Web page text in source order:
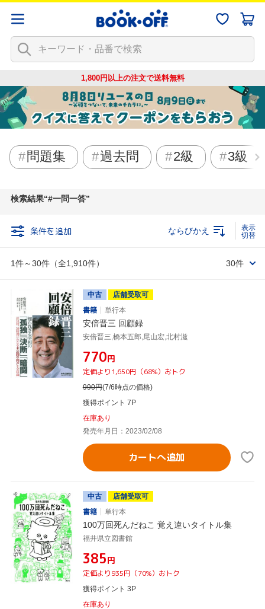
1,800円以上の注文で送料無料
問題集 過去問 2級 3級
検索結果 #一問一答
条件を追加
1件～30件（全1,910件）
ならびかえ
30件
中古
店舗受取可
書籍
単行本
安倍晋三 回顧録
安倍晋三,橋本五郎,尾山宏,北村滋
¥770円
定価より1,650円（68%）おトク
990円(7/6時点の価格)
獲得ポイント 7P
在庫あり
発売年月日：2023/02/08
カートへ追加
中古
店舗受取可
書籍
単行本
100万回死んだねこ 覚え違いタイトル集
福井県立図書館
¥385円
定価より935円（70%）おトク
獲得ポイント 3P
在庫あり